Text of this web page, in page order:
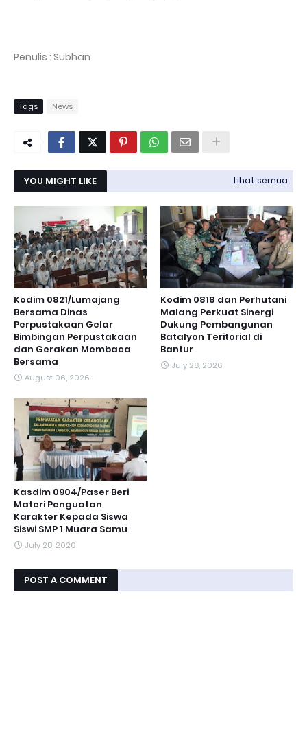
Penulis : Subhan
Tags News
YOU MIGHT LIKE Lihat semua
Kodim 0821/Lumajang
Bersama Dinas
Perpustakaan Gelar
Bimbingan Perpustakaan
dan Gerakan Membaca
Bersama
August 06, 2026
Kodim 0818 dan Perhutani
Malang Perkuat Sinergi
Dukung Pembangunan
Batalyon Teritorial di
Bantur
July 28, 2026
Kasdim 0904/Paser Beri
Materi Penguatan
Karakter Kepada Siswa
Siswi SMP 1 Muara Samu
July 28, 2026
POST A COMMENT